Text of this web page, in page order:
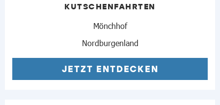
KUTSCHENFAHRTEN
Mönchhof
Nordburgenland
JETZT ENTDECKEN